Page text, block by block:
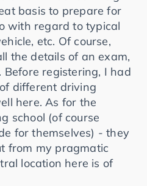
basis to prepare for
with regard to typical
etc. Of course,
the details of an exam,
Before registering, I had
different driving
here. As for the
school (of course
for themselves) - they
from my pragmatic
location here is of